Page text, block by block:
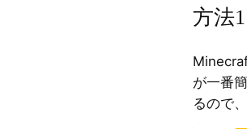
方法
が一番
るので